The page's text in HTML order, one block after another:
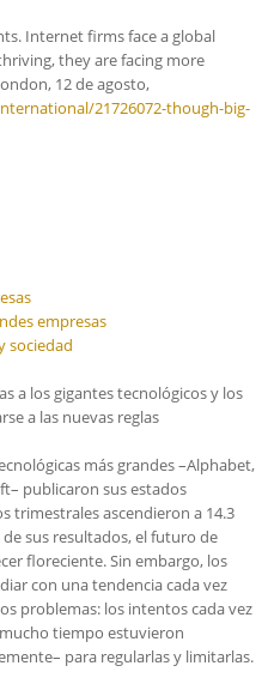
Internet firms face a global
they are facing more
12 de agosto,
21726072-though-big-
empresas
sociedad
a los gigantes tecnológicos y los
a las nuevas reglas
más grandes –Alphabet,
publicaron sus estados
trimestrales ascendieron a 14.3
sus resultados, el futuro de
floreciente. Sin embargo, los
con una tendencia cada vez
problemas: los intentos cada vez
tiempo estuvieron
para regularlas y limitarlas.